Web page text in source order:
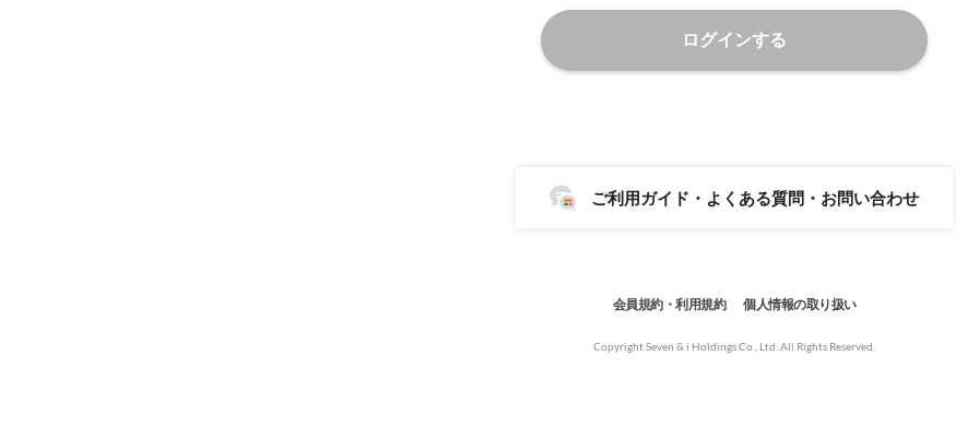
ログインする
ご利用ガイド・よくある質問・お問い合わせ
会員規約・利用規約 個人情報の取り扱い
Copyright Seven & i Holdings Co., Ltd. All Rights Reserved.